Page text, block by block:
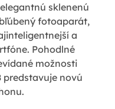
sklenenú
fotoaparát,
a
Pohodlné
možnosti
predstavuje novú